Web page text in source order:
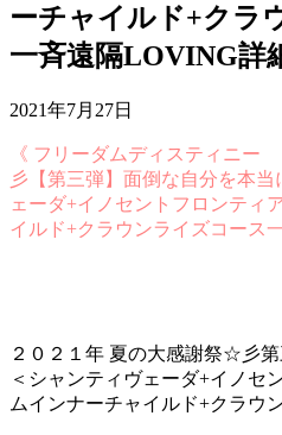
ーチャイルド+クラ
一斉遠隔LOVING詳
2021年7月27日
《 フリーダムディスティニ
彡【第三弾】面倒な自分を本
ェーダ+イノセントフロンティ
イルド+クラウンライズコース
２０２１年 夏の大感謝祭☆彡
＜シャンティヴェーダ+イノセ
ムインナーチャイルド+クラウ